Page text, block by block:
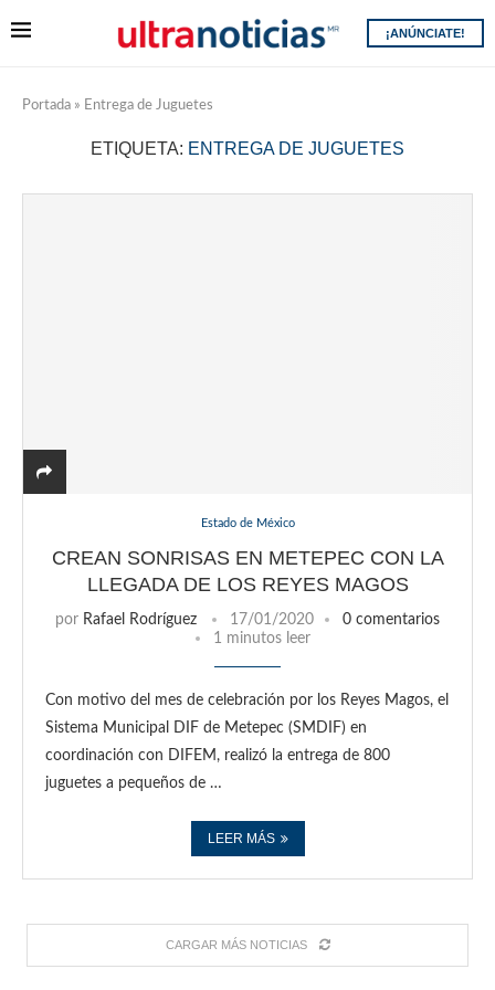
¡ANÚNCIATE!
Portada » Entrega de Juguetes
ETIQUETA: ENTREGA DE JUGUETES
Estado de México
CREAN SONRISAS EN METEPEC CON LA
LLEGADA DE LOS REYES MAGOS
por Rafael Rodríguez 17/01/2020
0 comentarios
1 minutos leer
Con motivo del mes de celebración por los Reyes Magos, el
Sistema Municipal DIF de Metepec (SMDIF) en
coordinación con DIFEM, realizó la entrega de 800
juguetes a pequeños de …
LEER MÁS
CARGAR MÁS NOTICIAS